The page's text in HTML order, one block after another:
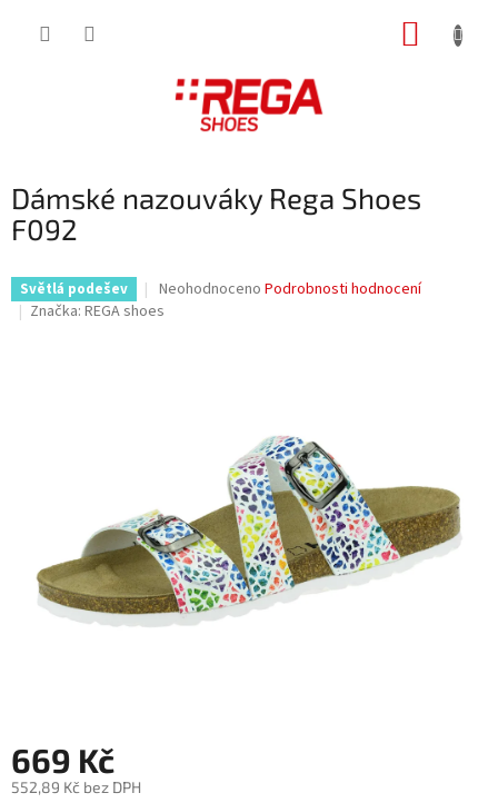
Dámské nazouváky Rega Shoes
F092
Světlá podešev
Průměrné
hodnocení
Neohodnoceno Podrobnosti hodnocení
Značka: REGA shoes
669 Kč
552,89 Kč bez DPH